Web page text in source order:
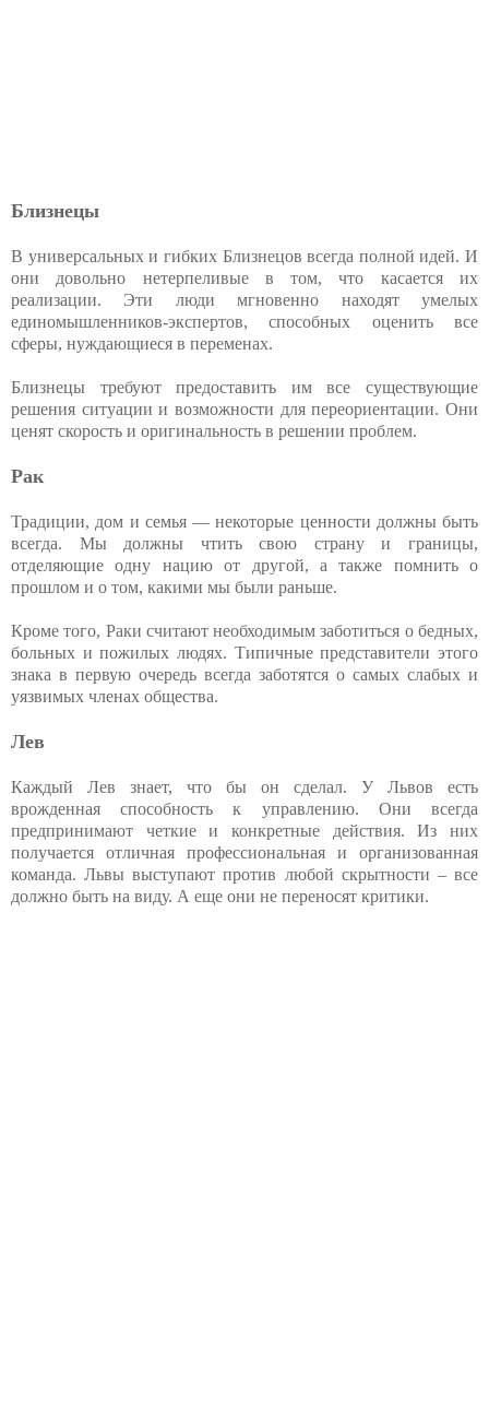
Близнецы
В универсальных и гибких Близнецов всегда полной идей. И
они довольно нетерпеливые в том, что касается их
реализации. Эти люди мгновенно находят умелых
единомышленников-экспертов, способных оценить все
сферы, нуждающиеся в переменах.
Близнецы требуют предоставить им все существующие
решения ситуации и возможности для переориентации. Они
ценят скорость и оригинальность в решении проблем.
Рак
Традиции, дом и семья — некоторые ценности должны быть
всегда. Мы должны чтить свою страну и границы,
отделяющие одну нацию от другой, а также помнить о
прошлом и о том, какими мы были раньше.
Кроме того, Раки считают необходимым заботиться о бедных,
больных и пожилых людях. Типичные представители этого
знака в первую очередь всегда заботятся о самых слабых и
уязвимых членах общества.
Лев
Каждый Лев знает, что бы он сделал. У Львов есть
врожденная способность к управлению. Они всегда
предпринимают четкие и конкретные действия. Из них
получается отличная профессиональная и организованная
команда. Львы выступают против любой скрытности – все
должно быть на виду. А еще они не переносят критики.